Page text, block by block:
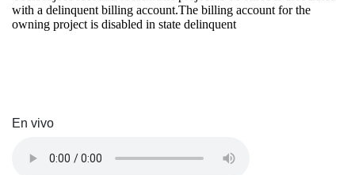
En vivo